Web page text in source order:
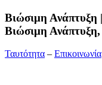
Bιώσιμη Ανάπτυξη
Βιώσιμη
Ταυτότητα – Επικοινωνία